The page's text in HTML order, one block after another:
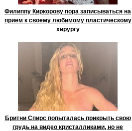
Филиппу Киркорову пора записываться на
прием к своему любимому пластическому
хирургу
Бритни Спирс попыталась прикрыть свою
грудь на видео кристалликами, но не